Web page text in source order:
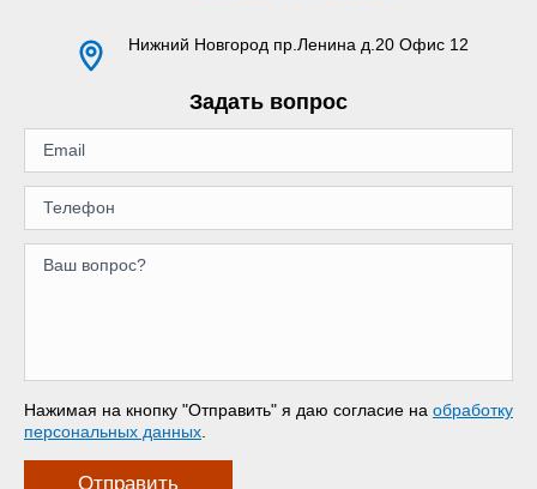
Нижний Новгород пр.Ленина д.20 Офис 12
Задать вопрос
Нажимая на кнопку "Отправить" я даю согласие на обработку
персональных данных
Отправить